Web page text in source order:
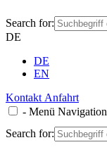
Search for:
DE
DE
EN
Kontakt Anfahrt
- Menü Navigation
Search for: